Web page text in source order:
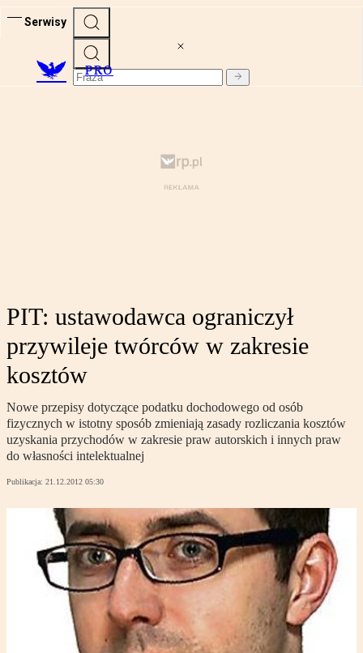
Serwisy
PRO
PIT: ustawodawca ograniczył
przywileje twórców w zakresie
kosztów
Nowe przepisy dotyczące podatku dochodowego od osób
fizycznych w istotny sposób zmieniają zasady rozliczania kosztów
uzyskania przychodów w zakresie praw autorskich i innych praw
do własności intelektualnej
Publikacja: 21.12.2012 05:30